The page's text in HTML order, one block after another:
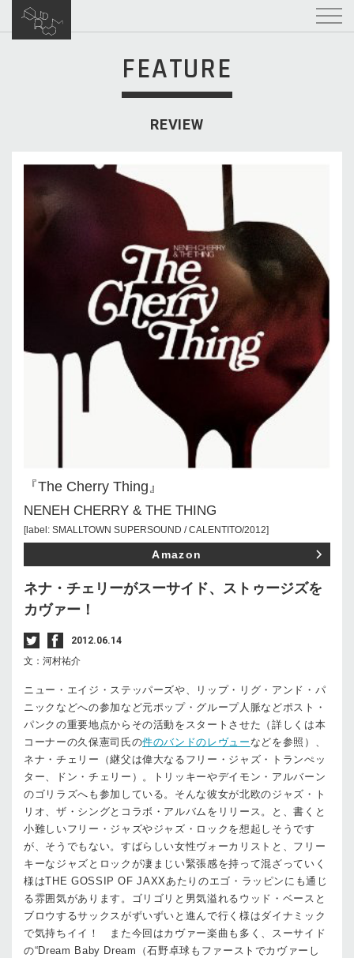
FEATURE
REVIEW
『The Cherry Thing』
NENEH CHERRY & THE THING
[label: SMALLTOWN SUPERSOUND / CALENTITO/2012]
Amazon
ネナ・チェリーがスーサイド、ストゥージズを
カヴァー！
2012.06.14
文：河村祐介
ニュー・エイジ・ステッパーズや、リップ・リグ・アンド・パ
ニックなどへの参加など元ポップ・グループ人脈などポスト・
パンクの重要地点からその活動をスタートさせた（詳しくは本
コーナーの久保憲司氏の件のバンドのレヴュー などを参照）、
ネナ・チェリー（継父は偉大なるフリー・ジャズ・トランぺッ
ター、ドン・チェリー）。トリッキーやデイモン・アルバーン
のゴリラズへも参加している。そんな彼女が北欧のジャズ・ト
リオ、ザ・シングとコラボ・アルバムをリリース。と、書くと
小難しいフリー・ジャズやジャズ・ロックを想起しそうです
が、そうでもない。すばらしい女性ヴォーカリストと、フリー
キーなジャズとロックが凄まじい緊張感を持って混ざっていく
様はTHE GOSSIP OF JAXXあたりのエゴ・ラッピンにも通じ
る雰囲気があります。ゴリゴリと男気溢れるウッド・ベースと
ブロウするサックスがずいずいと進んで行く様はダイナミック
で気持ちイイ！ また今回はカヴァー楽曲も多く、スーサイド
の“Dream Baby Dream（石野卓球もファーストでカヴァーし